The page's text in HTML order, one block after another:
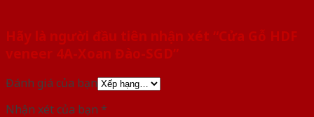
Hãy là người đầu tiên nhận xét “Cửa Gỗ HDF
veneer 4A-Xoan Đào-SGD”
Đánh giá của bạn
Nhận xét của bạn *